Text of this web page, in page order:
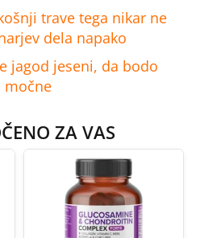
trave tega nikar ne
dela napako
jagod jeseni, da bodo
močne
ZA VAS